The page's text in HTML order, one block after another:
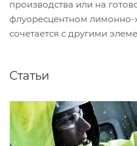
производства или на
флуоресцентном
сочетается с другими
Статьи